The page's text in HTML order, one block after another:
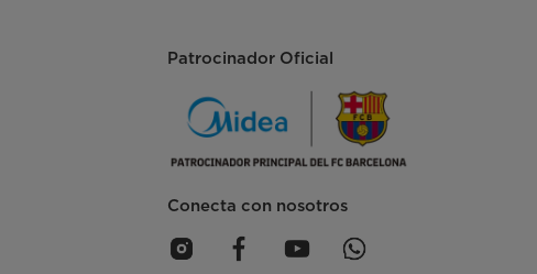
Patrocinador Oficial
Conecta con nosotros